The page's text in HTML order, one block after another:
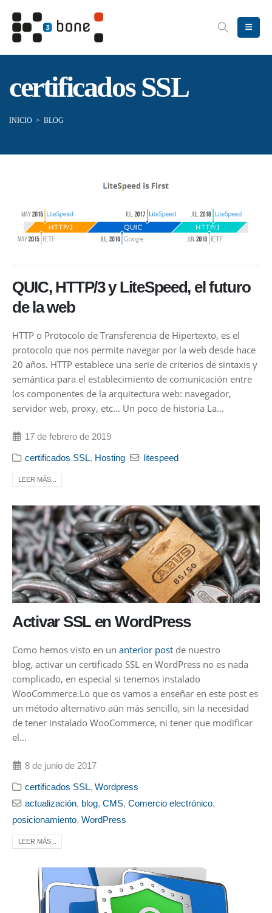
certificados SSL
INICIO > BLOG
QUIC, HTTP/3 y LiteSpeed, el futuro
de la web
HTTP o Protocolo de Transferencia de Hipertexto, es el
protocolo que nos permite navegar por la web desde hace
20 años. HTTP establece una serie de criterios de sintaxis y
semántica para el establecimiento de comunicación entre
los componentes de la arquitectura web: navegador,
servidor web, proxy, etc... Un poco de historia La...
17 de febrero de 2019
certificados SSL, Hosting litespeed
LEER MÁS...
Activar SSL en WordPress
Como hemos visto en un anterior post de nuestro
blog, activar un certificado SSL en WordPress no es nada
complicado, en especial si tenemos instalado
WooCommerce.Lo que os vamos a enseñar en este post es
un método alternativo aún más sencillo, sin la necesidad
de tener instalado WooCommerce, ni tener que modificar
el...
8 de junio de 2017
certificados SSL,Wordpress
actualización, blog,CMS,Comercio electrónico,
posicionamiento, WordPress
LEER MÁS...